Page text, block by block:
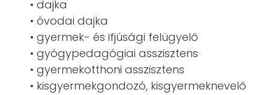
• dajka
• óvodai dajka
• gyermek- és ifjúsági felügyelő
• gyógypedagógiai asszisztens
• gyermekotthoni asszisztens
• kisgyermekgondozó, kisgyermeknevelő